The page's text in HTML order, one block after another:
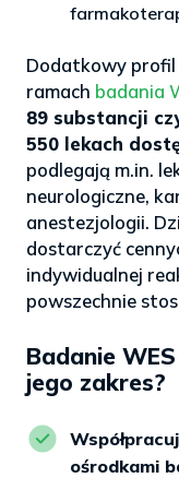
Dodatkowy
ramach badania
89 substancji
550 lekach
podlegają m.in.
neurologiczne,
anestezjologii.
dostarczyć
indywidualnej
powszechnie
Badanie
jego zakres?
ośrodkami